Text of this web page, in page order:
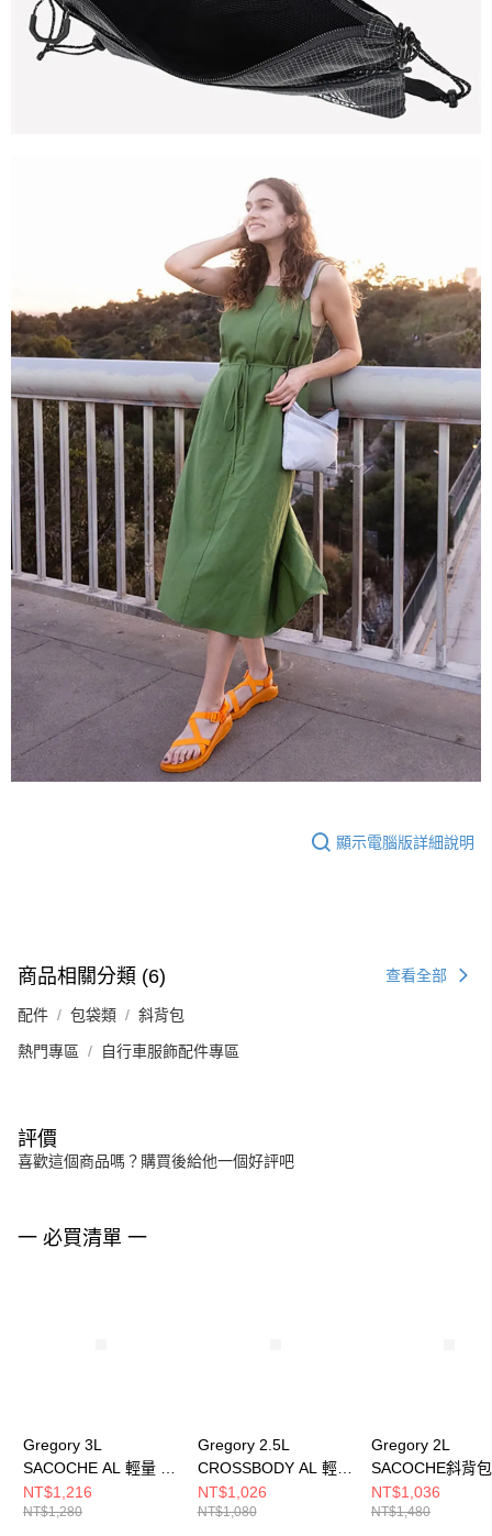
顯示電腦版詳細說明
商品相關分類 (6) 查看全部
配件 包袋類 斜背包
熱門專區 自行車服飾配件專區
評價
喜歡這個商品嗎？購買後給他一個好評吧
一 必買清單 一
Gregory 3L
SACOCHE AL 輕量 斜
背包 聚焦黑
NT$1,216
NT$1,280
Gregory 2.5L
CROSSBODY AL 輕量
肩背包 卡其綠
NT$1,026
NT$1,080
Gregory 2L
SACOCHE斜背
海洋綠
NT$1,036
NT$1,480